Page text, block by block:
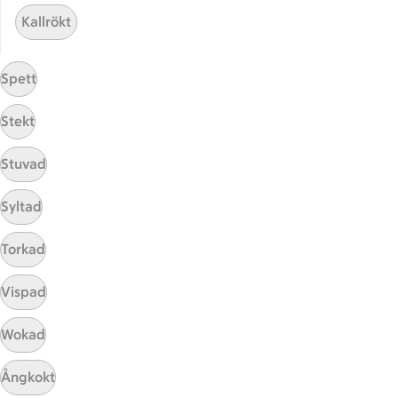
ICA Gruppen
ICA Nära
ICA Supermarket
ICA Kvantum
ICA Maxi
Utvalda leverantörer
Annonsera
Jobba på ICA
Hållbarhet
ICA Stiftelsen
En god morgondag
Kundservice
Reklamera
Återkallelser
Kallrökt
Spett
Stekt
Stuvad
Syltad
Torkad
Vispad
Wokad
Ångkokt